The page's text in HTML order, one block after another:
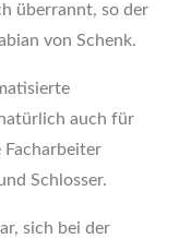
überrannt, so der
von Schenk.
auch für
Facharbeiter
Schlosser.
sich bei der